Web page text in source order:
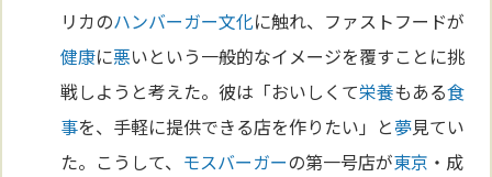
リカのハンバーガー文化に触れ、ファストフードが
健康に悪いという一般的なイメージを覆すことに挑
戦しようと考えた。彼は「おいしくて栄養もある食
事を、手軽に提供できる店を作りたい」と夢見てい
た。こうして、 モスバーガーの第一号店が東京 ・成